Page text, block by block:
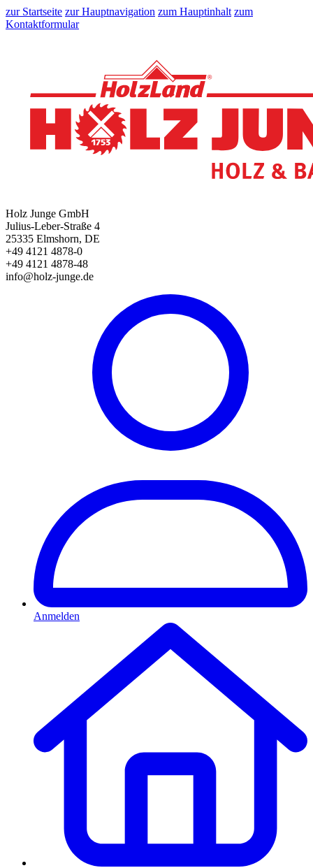
zur Startseite zur Hauptnavigation zum Hauptinhalt zum
Kontaktformular
Holz Junge GmbH
Julius-Leber-Straße 4
25335 Elmshorn, DE
+49 4121 4878-0
+49 4121 4878-48
info@holz-junge.de
Anmelden